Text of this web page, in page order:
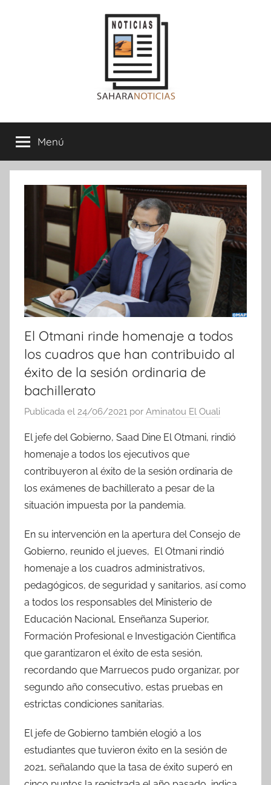
Sahara
Noticias
Menú
El Otmani rinde homenaje a todos
los cuadros que han contribuido al
éxito de la sesión ordinaria de
bachillerato
Publicada el 24/06/2021 por Aminatou El Ouali
El jefe del Gobierno, Saad Dine El Otmani, rindió
homenaje a todos los ejecutivos que
contribuyeron al éxito de la sesión ordinaria de
los exámenes de bachillerato a pesar de la
situación impuesta por la pandemia.
En su intervención en la apertura del Consejo de
Gobierno, reunido el jueves, El Otmani rindió
homenaje a los cuadros administrativos,
pedagógicos, de seguridad y sanitarios, así como
a todos los responsables del Ministerio de
Educación Nacional, Enseñanza Superior,
Formación Profesional e Investigación Científica
que garantizaron el éxito de esta sesión,
recordando que Marruecos pudo organizar, por
segundo año consecutivo, estas pruebas en
estrictas condiciones sanitarias.
El jefe de Gobierno también elogió a los
estudiantes que tuvieron éxito en la sesión de
2021, señalando que la tasa de éxito superó en